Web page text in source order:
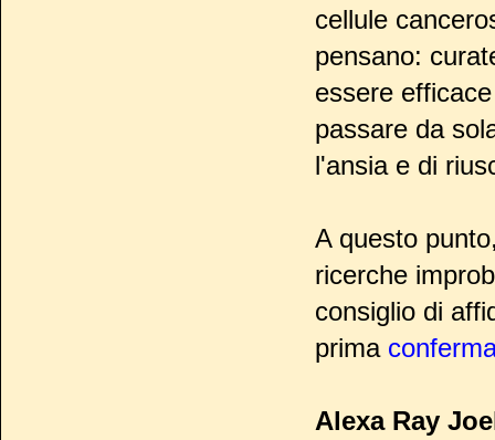
cellule
pensano:
essere
passare da
l'ansia e di
A questo
ricerche
consiglio di
prima
Alexa Ray